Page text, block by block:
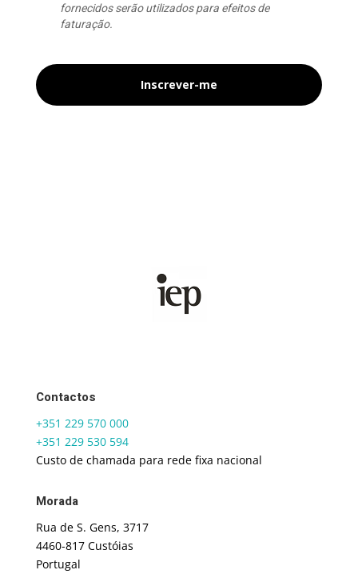
fornecidos serão utilizados para efeitos de
faturação.
Inscrever-me
Contactos
+351 229 570 000
+351 229 530 594
Custo de chamada para rede fixa nacional
Morada
Rua de S. Gens, 3717
4460-817 Custóias
Portugal